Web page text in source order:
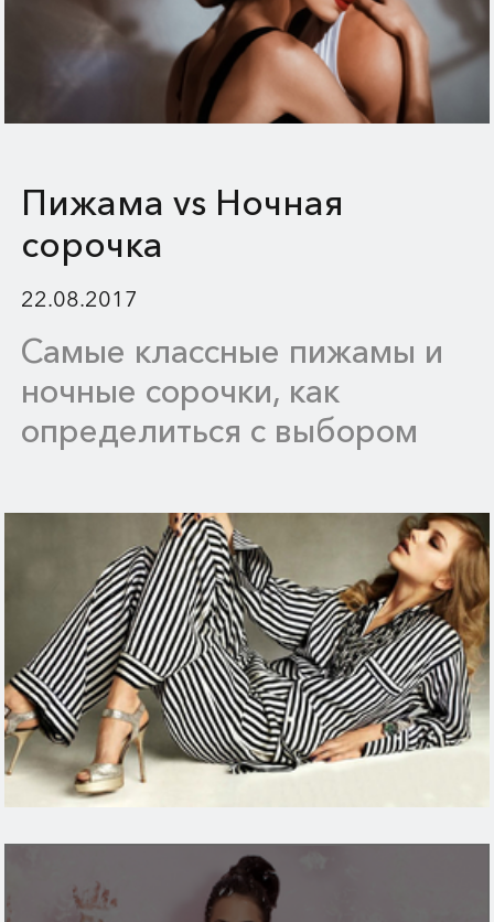
Пижама vs Ночная
сорочка
22.08.2017
Самые классные пижамы и
ночные сорочки, как
определиться с выбором